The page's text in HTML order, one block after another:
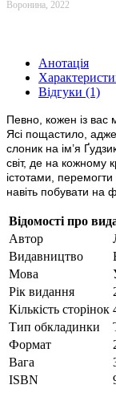
Воронина, 2022
Анотація
Відгуки (1)
Певно, кожен із вас
Ясі пощастило,
слоник на ім’я
світ, де на кожному
істотами, перемогти
навіть побувати на
Відомості про
Автор
Видавництво
Мова
Рік видання
Кількість сторінок
Тип обкладинки
Формат
Вага
ISBN